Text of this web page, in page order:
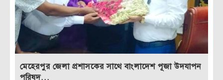
মেহেরপুর জেলা প্রশাসকের সাথে বাংলাদেশ পূজা উদযাপন
পরিষদ...